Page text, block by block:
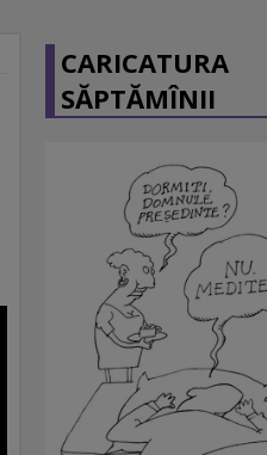
CARICATURA
SĂPTĂMÎNII